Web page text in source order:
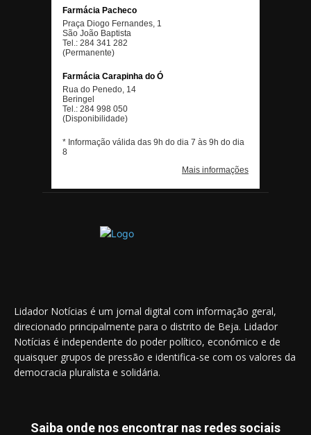
Lidador Notícias é um jornal digital com informação geral,
direcionado principalmente para o distrito de Beja. Lidador
Notícias é independente do poder político, económico e de
quaisquer grupos de pressão e identifica-se com os valores da
democracia pluralista e solidária.
Saiba onde nos encontrar nas redes sociais